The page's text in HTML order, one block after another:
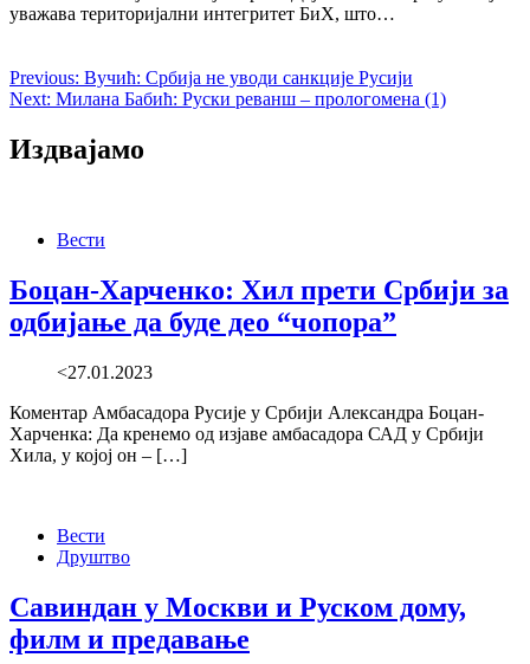
уважава територијални интегритет БиХ, што…
Previous: Вучић: Србија не уводи санкције Русији
Next: Милана Бабић: Руски реванш – прологомена (1)
Издвајамо
Вести
Боцан-Харченко: Хил прети Србији за
одбијање да буде део “чопора”
<27.01.2023
Коментар Амбасадора Русије у Србији Александра Боцан-
Харченка: Да кренемо од изјаве амбасадора САД у Србији
Хила, у којој он – […]
Вести
Друштво
Савиндан у Москви и Руском дому,
филм и предавање